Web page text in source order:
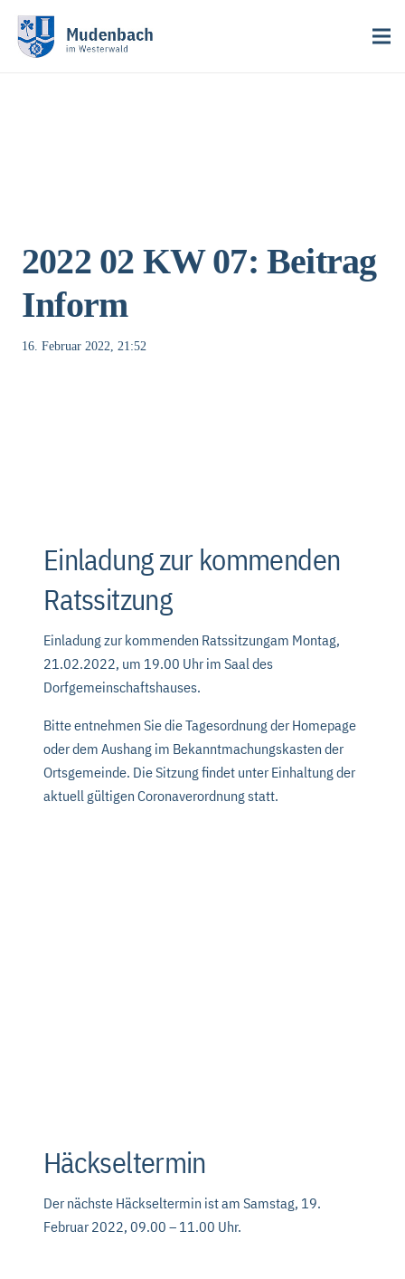
2022 02 KW 07: Beitrag
Inform
16. Februar 2022, 21:52
Einladung zur kommenden
Ratssitzung
Einladung zur kommenden Ratssitzungam Montag,
21.02.2022, um 19.00 Uhr im Saal des
Dorfgemeinschaftshauses.
Bitte entnehmen Sie die Tagesordnung der Homepage
oder dem Aushang im Bekanntmachungskasten der
Ortsgemeinde. Die Sitzung findet unter Einhaltung der
aktuell gültigen Coronaverordnung statt.
Häckseltermin
Der nächste Häckseltermin ist am Samstag, 19.
Februar 2022, 09.00 – 11.00 Uhr.